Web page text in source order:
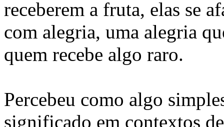
receberem a fruta, elas se
com alegria, uma alegria
quem recebe algo raro.
Percebeu como algo
significado em contextos